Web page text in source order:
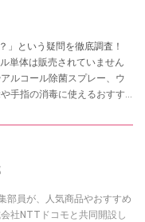
」という疑問を徹底調査！
単体は販売されていません
ルコール除菌スプレー、ウ
手指の消毒に使えるおすす
部員が、人気商品やおすすめ
社NTTドコモと共同開設し